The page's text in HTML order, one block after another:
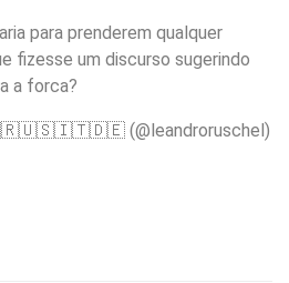
para prenderem qualquer
fizesse um discurso sugerindo
a forca?
🇧🇷🇺🇸🇮🇹🇩🇪 (@leandroruschel)